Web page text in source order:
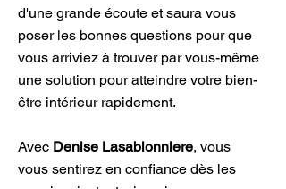
d'une grande écoute et saura vous
poser les bonnes questions pour que
vous arriviez à trouver par vous-même
une solution pour atteindre votre bien-
être intérieur rapidement.
Avec Denise Lasablonniere, vous
vous sentirez en confiance dès les